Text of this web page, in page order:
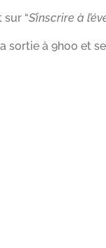
“S’inscrire à
sortie à 9h00 et